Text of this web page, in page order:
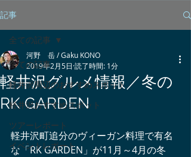
記事
全ての記事
軽井沢周辺のおすすめスポット
軽井沢おすすめスポット
ツアーレポート
イベントレポート
全ての記事
軽井沢グルメ情報／冬の
RK GARDEN
河野 岳 / Gaku KONO
2019年2月5日 読了時間: 1分
軽井沢町追分のヴィーガン料理で有名
な「RK GARDEN」が11月～4月の冬